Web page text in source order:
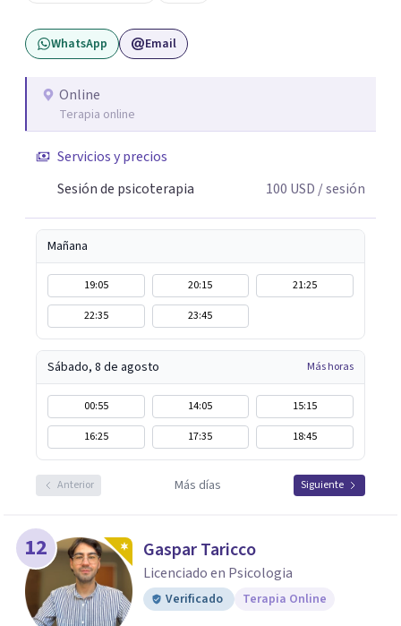
hipnoterapia y respiración neurodinámica, integrando
actualmente la Psicología Analítica Junguiana. Mi
ecopsicología y el trabajo simbólico con el inconsciente,
entendiendo que cada proceso terapéutico es único y
WhatsApp Email
Online
Terapia online
Servicios y precios
Sesión de psicoterapia
100 USD / sesión
Mañana
19:05 20:15
21:25
22:35
23:45
Sábado, 8 de agosto Más horas
00:55 14:05
15:15
16:25
17:35 18:45
Anterior Más días Siguiente
12 Gaspar Taricco
Licenciado en Psicologia
Verificado Terapia Online